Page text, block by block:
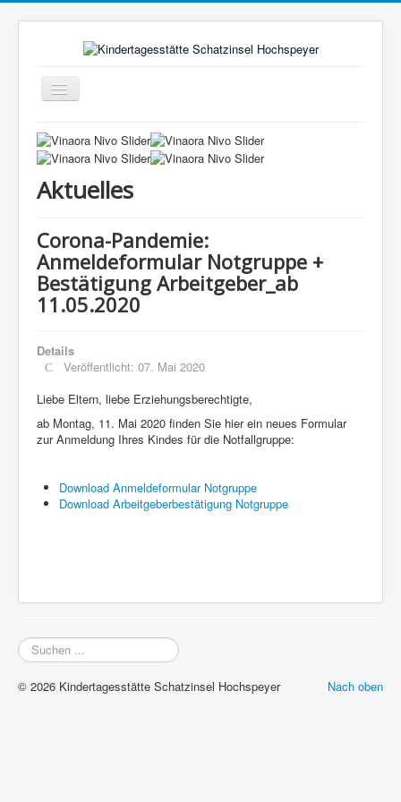
Navigation
an/aus
Aktuelles
Pädagogischer Alltag
Rahmenbedingungen
Elternausschuss
Förderverein
Träger
Kontakt
Hochspeyer
Aktuelles
Corona-Pandemie:
Anmeldeformular Notgruppe +
Bestätigung Arbeitgeber_ab
11.05.2020
Details
Veröffentlicht: 07. Mai 2020
Liebe Eltern, liebe Erziehungsberechtigte,
ab Montag, 11. Mai 2020 finden Sie hier ein neues Formular
zur Anmeldung Ihres Kindes für die Notfallgruppe:
Download Anmeldeformular Notgruppe
Download Arbeitgeberbestätigung Notgruppe
Suchen
...
Nach oben
© 2026 Kindertagesstätte Schatzinsel Hochspeyer